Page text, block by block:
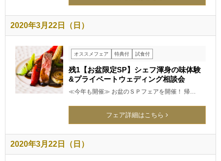
2020年3月22日（日）
オススメフェア 特典付 試食付
残1【お盆限定SP】シェフ渾身の味体験
&プライベートウェディング相談会
≪今年も開催≫ お盆のＳＰフェアを開催！ 帰…
フェア詳細はこちら
2020年3月22日（日）